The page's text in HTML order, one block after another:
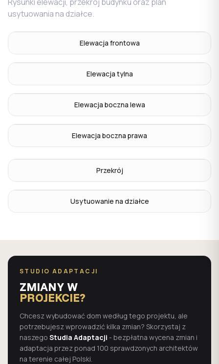
usytuowania na działce.
Elewacja frontowa
Elewacja tylna
Elewacja boczna lewa
Elewacja boczna prawa
Przekrój
Usytuowanie na działce
STUDIO ADAPTACJI
ZMIANY W
PROJEKCIE?
Chcesz wybudować dom według tego projektu, ale
potrzebujesz wprowadzić kilka zmian? Skorzystaj z
naszego Studia Adaptacji - bezpłatna wycena zmian i
adaptacja przez ponad 100 sprawdzonych architektów
na terenie całej Polski.